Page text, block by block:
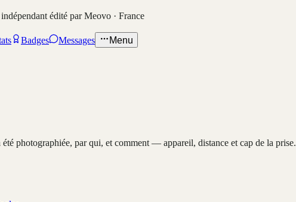
édité par Meovo · France
Badges Messages Menu
été photographiée, par qui, et comment — appareil, distance et cap de la prise.